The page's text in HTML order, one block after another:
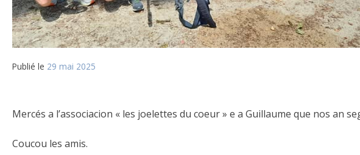
Publié le 29 mai 2025
Mercés a l’associacion « les joelettes du coeur » e a Guillaume que nos an
Coucou les amis.